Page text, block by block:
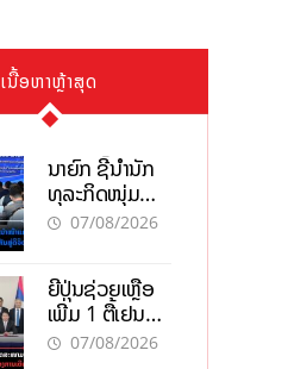
ເນື້ອຫາຫຼ້າສຸດ
ນາຍົກ ຊີ້ນຳນັກ
ທຸລະກິດໜຸ່ມ
ຕ້ອງນຳໜ້າແກ້
ສາກົນ, ຫັນສູ່ດິຈິ
ຕອນ
07/08/2026
ຍີ່ປຸ່ນຊ່ວຍເຫຼືອ
ເພີ່ມ 1 ຕື້ເຢນ
ອັບເກຣດ
07/08/2026